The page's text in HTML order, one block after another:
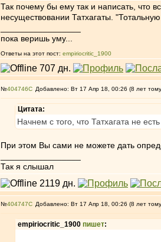
Так почему бы ему так и написать, что
несуществовании Татхагаты.
пока веришь уму...
Ответы на этот пост: empiriocritic_1900
№404746 Добавлено: Вт 17 Апр 18, 00:26 (8 лет
Цитата:
Начнем с того, что Татхагата не
При этом Вы сами не можете дать
Так я слышал
№404747 Добавлено: Вт 17 Апр 18, 00:26 (8 лет
empiriocritic_1900 пишет: